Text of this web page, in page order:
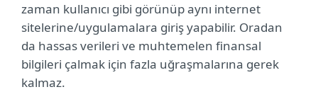
zaman kullanıcı gibi görünüp aynı internet
sitelerine/uygulamalara giriş yapabilir. Oradan
da hassas verileri ve muhtemelen finansal
bilgileri çalmak için fazla uğraşmalarına gerek
kalmaz.